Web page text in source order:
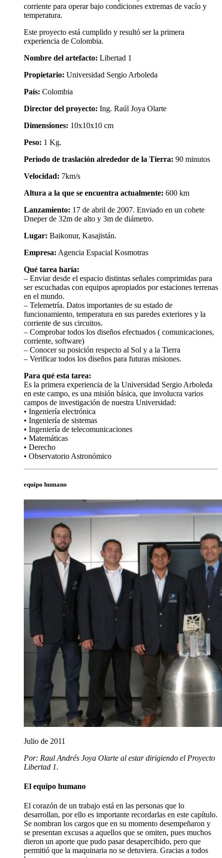
corriente para operar bajo condiciones extremas de vacío y
temperatura.
Este proyecto está cumplido y resultó ser la primera
experiencia de Colombia.
Nombre del artefacto: Libertad 1
Propietario: Universidad Sergio Arboleda
País: Colombia
Director del proyecto: Ing. Raúl Joya Olarte
Dimensiones: 10x10x10 cm
Peso: 1 Kg.
Periodo de traslación alrededor de la Tierra: 90 minutos
Velocidad: 7km/s
Altura a la que se encuentra actualmente: 600 km
Lanzamiento: 17 de abril de 2007. Enviado en un cohete
Dneper de 32m de alto y 3m de diámetro.
Lugar: Baikonur, Kasajistán.
Empresa: Agencia Espacial Kosmotras
Qué tarea haría:
– Enviar desde el espacio distintas señales comprimidas para
ser escuchadas con equipos apropiados por estaciones terrenas
en el mundo.
– Telemetría. Datos importantes de su estado de
funcionamiento, temperatura en sus paredes exteriores y la
corriente de sus circuitos.
– Comprobar todos los diseños efectuados ( comunicaciones,
corriente, software)
– Conocer su posición respecto al Sol y a la Tierra
– Verificar todos los diseños para futuras misiones.
Para qué esta tarea:
Es la primera experiencia de la Universidad Sergio Arboleda
en este campo, es una misión básica, que involucra varios
campos de investigación de nuestra Universidad:
• Ingeniería electrónica
• Ingeniería de sistemas
• Ingeniería de telecomunicaciones
• Matemáticas
• Derecho
• Observatorio Astronómico
equipo humano
Julio de 2011
Por: Raul Andrés Joya Olarte al estar dirigiendo el Proyecto
Libertad 1.
El equipo humano
El corazón de un trabajo está en las personas que lo
desarrollan, por ello es importante recordarlas en este capítulo.
Se nombran los cargos que en su momento desempeñaron y
se presentan excusas a aquellos que se omiten, pues muchos
dieron un aporte que pudo pasar desapercibido, pero que
permitió que la maquinaria no se detuviera. Gracias a todos